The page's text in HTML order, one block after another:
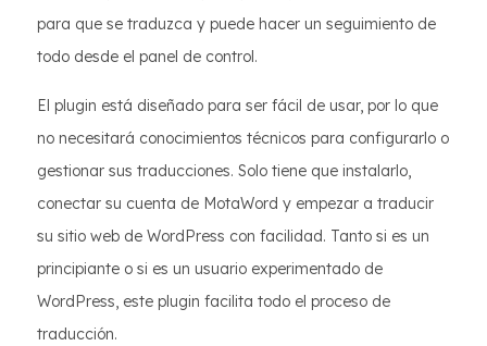
para que se traduzca y puede hacer un seguimiento de
todo desde el panel de control.
El plugin está diseñado para ser fácil de usar, por lo que
no necesitará conocimientos técnicos para configurarlo o
gestionar sus traducciones. Solo tiene que instalarlo,
conectar su cuenta de MotaWord y empezar a traducir
su sitio web de WordPress con facilidad. Tanto si es un
principiante o si es un usuario experimentado de
WordPress, este plugin facilita todo el proceso de
traducción.